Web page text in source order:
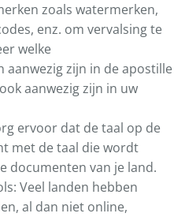
zoals watermerken,
enz. om vervalsing te
welke
aanwezig zijn in de apostille
aanwezig zijn in uw
ervoor dat de taal op de
met de taal die wordt
documenten van je land.
Veel landen hebben
al dan niet online,